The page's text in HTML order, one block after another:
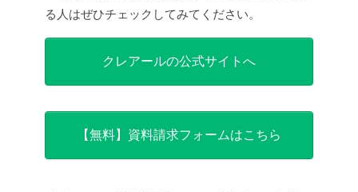
る人はぜひチェックしてみてください。
クレアールの公式サイトへ
【無料】資料請求フォームはこちら